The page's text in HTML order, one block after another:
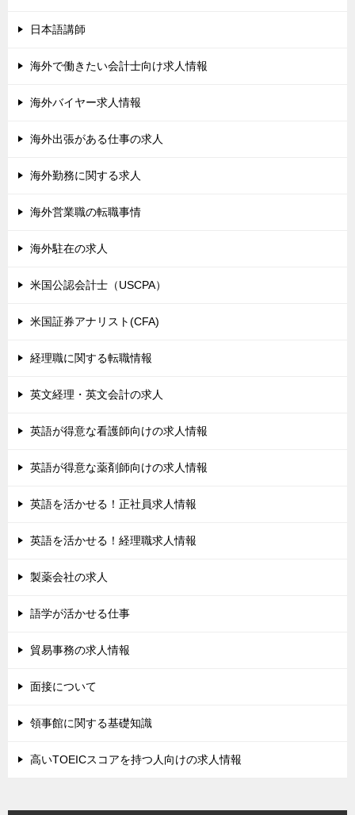
日本語講師
海外で働きたい会計士向け求人情報
海外バイヤー求人情報
海外出張がある仕事の求人
海外勤務に関する求人
海外営業職の転職事情
海外駐在の求人
米国公認会計士（USCPA）
米国証券アナリスト(CFA)
経理職に関する転職情報
英文経理・英文会計の求人
英語が得意な看護師向けの求人情報
英語が得意な薬剤師向けの求人情報
英語を活かせる！正社員求人情報
英語を活かせる！経理職求人情報
製薬会社の求人
語学が活かせる仕事
貿易事務の求人情報
面接について
領事館に関する基礎知識
高いTOEICスコアを持つ人向けの求人情報